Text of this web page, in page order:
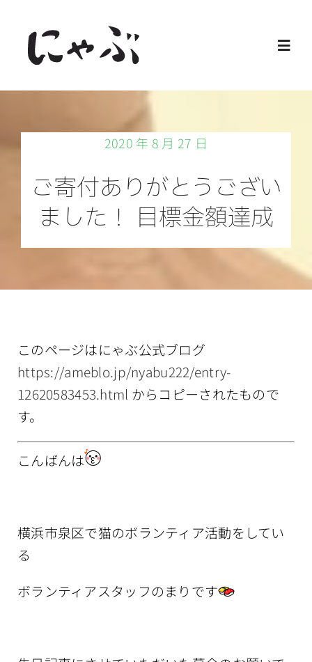
content
保護猫
譲渡会
ご支援
2020 年 8 月 27 日
ご寄付ありがとうござい
ました！ 目標金額達成
このページはにゃぶ公式ブログ
https://ameblo.jp/nyabu222/entry-
12620583453.html からコピーされたもので
す。
こんばんは
横浜市泉区で猫のボランティア活動をしてい
る
ボランティアスタッフのまりです